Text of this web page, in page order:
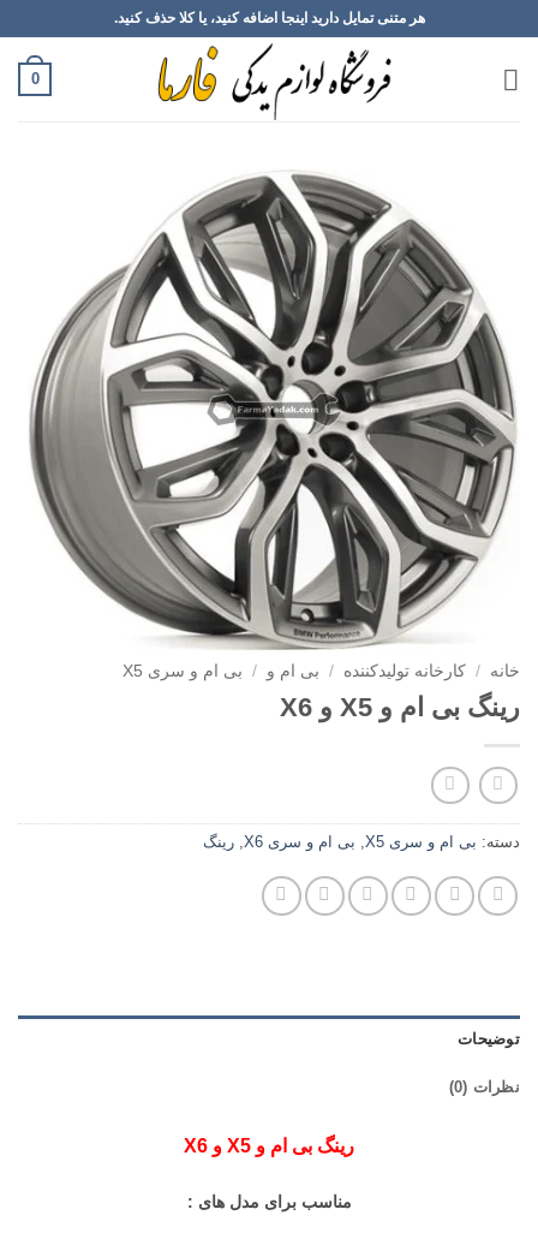
to
content
هر متنی تمایل دارید اینجا اضافه کنید، یا کلا حذف کنید.
0
خانه / کارخانه تولیدکننده / بی ام و / بی ام و سری X5
رینگ بی ام و X5 و X6
دسته: بی ام و سری X5 , بی ام و سری X6 , رینگ
توضیحات
نظرات (0)
رینگ بی ام و X5 و X6
مناسب برای مدل های :